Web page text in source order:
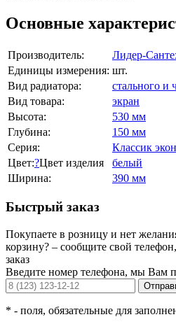
Основные
Производитель:
Лидер-
Единицы измерения: шт.
Вид радиатора:
стального и
Вид товара:
экран
Высота:
530 мм
Глубина:
150 мм
Серия:
Классик
Цвет:?Цвет изделия
белый
Ширина:
390 мм
Быстрый заказ
Покупаете в розницу и нет
корзину? – сообщите свой
заказ
Введите номер телефона, мы Вам
* - поля, обязательные для